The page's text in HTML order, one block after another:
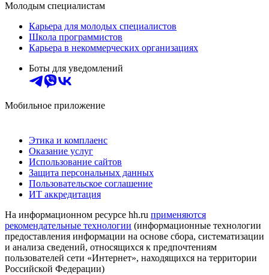
Молодым специалистам
Карьера для молодых специалистов
Школа программистов
Карьера в некоммерческих организациях
Боты для уведомлений
Мобильное приложение
Этика и комплаенс
Оказание услуг
Использование сайтов
Защита персональных данных
Пользовательское соглашение
ИТ аккредитация
На информационном ресурсе hh.ru применяются
рекомендательные технологии (информационные технологии
предоставления информации на основе сбора, систематизации
и анализа сведений, относящихся к предпочтениям
пользователей сети «Интернет», находящихся на территории
Российской Федерации)